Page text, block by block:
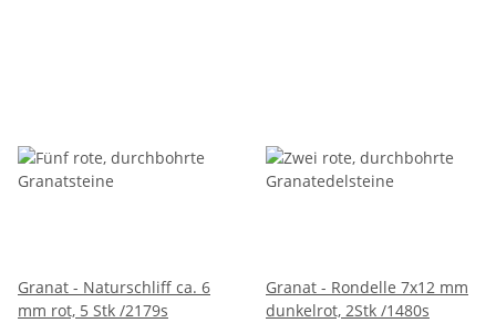
Granat - Naturschliff ca. 6
mm rot, 5 Stk /2179s
Granat - Rondelle 7x12 mm
dunkelrot, 2Stk /1480s